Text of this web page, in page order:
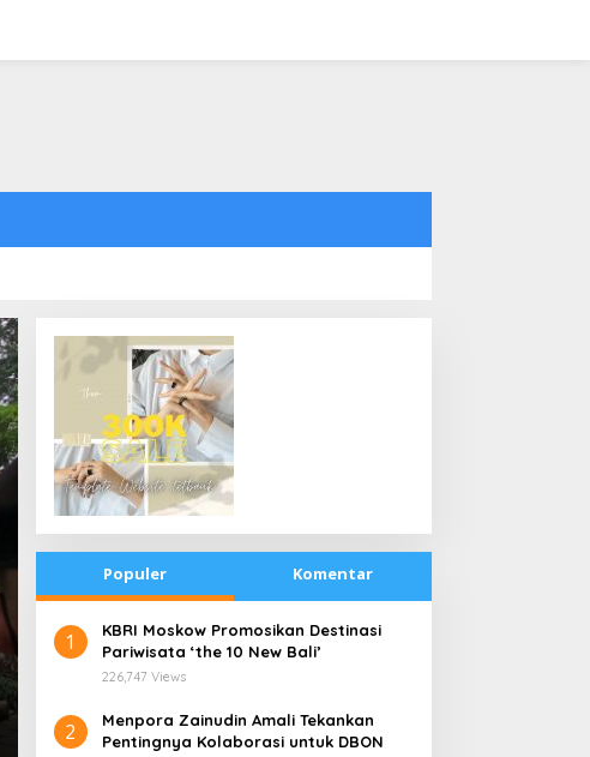
Populer Komentar
1
​KBRI Moskow Promosikan Destinasi
Pariwisata ‘the 10 New Bali’
226,747 Views
2
​Menpora Zainudin Amali Tekankan
Pentingnya Kolaborasi untuk DBON